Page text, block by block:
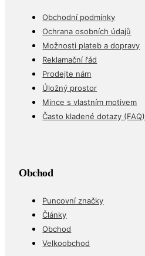
Obchodní podmínky
Ochrana osobních údajů
Možnosti plateb a dopravy
Reklamační řád
Prodejte nám
Úložný prostor
Mince s vlastním motivem
Často kladené dotazy (FAQ)
Obchod
Puncovní značky
Články
Obchod
Velkoobchod